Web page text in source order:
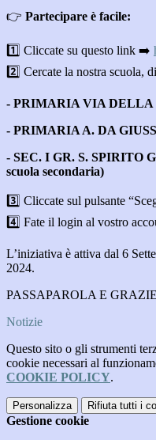
👉 Partecipare è facile:
1️⃣ Cliccate su questo link ➡️
2️⃣ Cercate la nostra scuola,
- PRIMARIA VIA DELLA
- PRIMARIA A. DA
- SEC. I GR. S. SPIRITO
scuola secondaria)
3️⃣ Cliccate sul pulsante
4️⃣ Fate il login al vostro
L’iniziativa è attiva dal 6
2024.
PASSAPAROLA E
Notizie
Questo sito o gli strumenti
cookie necessari al
COOKIE POLICY.
Personalizza Rifiuta tutti i
Gestione cookie